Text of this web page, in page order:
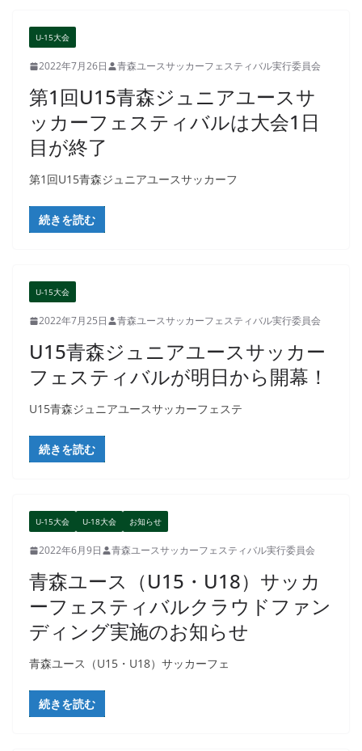
U-15大会
2022年7月26日 青森ユースサッカーフェスティバル実行委員会
第1回U15青森ジュニアユースサ
ッカーフェスティバルは大会1日
目が終了
第1回U15青森ジュニアユースサッカーフ
続きを読む
U-15大会
2022年7月25日 青森ユースサッカーフェスティバル実行委員会
U15青森ジュニアユースサッカー
フェスティバルが明日から開幕！
U15青森ジュニアユースサッカーフェステ
続きを読む
U-15大会 U-18大会 お知らせ
2022年6月9日 青森ユースサッカーフェスティバル実行委員会
青森ユース（U15・U18）サッカ
ーフェスティバルクラウドファン
ディング実施のお知らせ
青森ユース（U15・U18）サッカーフェ
続きを読む